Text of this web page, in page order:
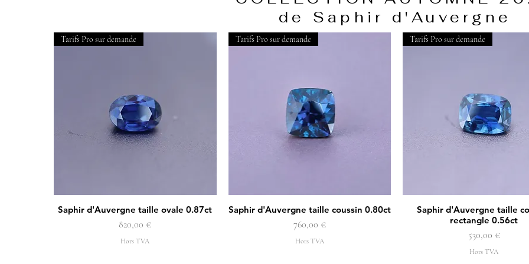
de Saphir d'Auvergne
Aperçu rapide
Tarifs Pro sur demande
Saphir d'Auvergne taille ovale 0.87ct
Prix
820,00 €
Hors TVA
Aperçu rapide
Tarifs Pro sur demande
Saphir d'Auvergne taille coussin 0.80ct
Prix
760,00 €
Hors TVA
Aperçu rapide
Tarifs Pro sur demande
Saphir d'Auvergne taille
rectangle 0.56ct
Prix
530,00 €
Hors TVA